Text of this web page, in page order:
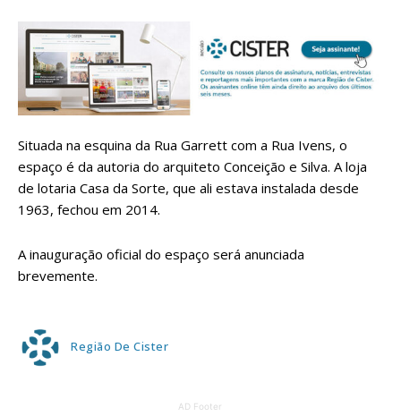
Situada na esquina da Rua Garrett com a Rua Ivens, o
espaço é da autoria do arquiteto Conceição e Silva. A loja
de lotaria Casa da Sorte, que ali estava instalada desde
1963, fechou em 2014.
A inauguração oficial do espaço será anunciada
brevemente.
Região De Cister
AD Footer